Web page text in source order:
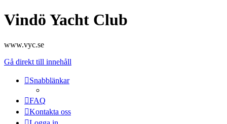
Vindö Yacht Club
www.vyc.se
Gå direkt till innehåll
Snabblänkar
FAQ
Kontakta oss